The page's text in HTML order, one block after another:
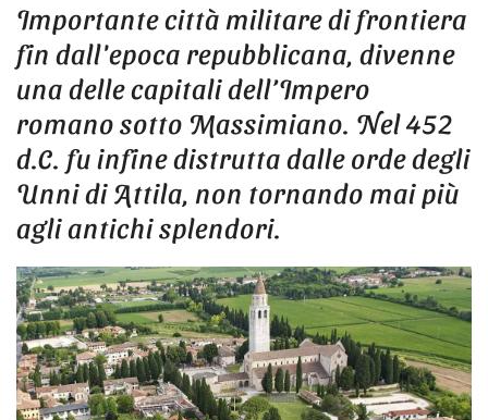
Importante città militare di frontiera
fin dall'epoca repubblicana, divenne
una delle capitali dell’Impero
romano sotto Massimiano. Nel 452
d.C. fu infine distrutta dalle orde degli
Unni di Attila, non tornando mai più
agli antichi splendori.